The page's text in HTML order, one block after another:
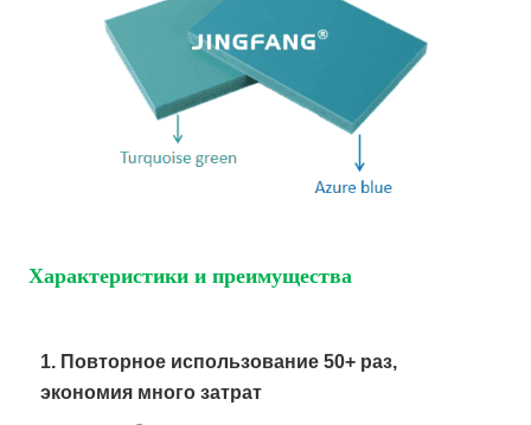
Характеристики и преимущества
1. Повторное использование 50+ раз,
экономия много затрат